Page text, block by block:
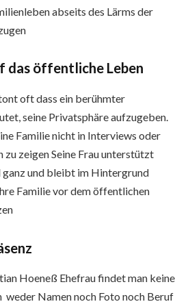
abseits des Lärms der
das öffentliche Leben
oft dass ein berühmter
seine Privatsphäre aufzugeben.
Familie nicht in Interviews oder
zeigen Seine Frau unterstützt
ganz und bleibt im Hintergrund
Familie vor dem öffentlichen
Hoeneß Ehefrau findet man keine
weder Namen noch Foto noch Beruf